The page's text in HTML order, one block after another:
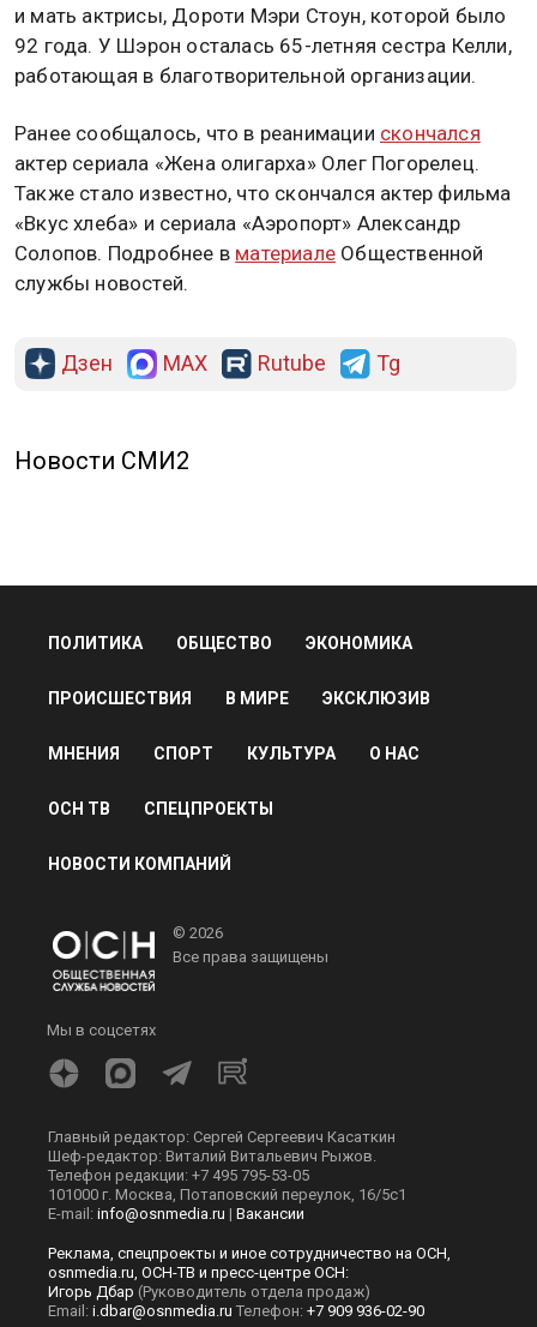
и мать актрисы, Дороти Мэри Стоун, которой было
92 года. У Шэрон осталась 65-летняя сестра Келли,
работающая в благотворительной организации.
Ранее сообщалось, что в реанимации скончался
актер сериала «Жена олигарха» Олег Погорелец.
Также стало известно, что скончался актер фильма
«Вкус хлеба» и сериала «Аэропорт» Александр
Солопов. Подробнее в материале Общественной
службы новостей.
Дзен MAX Rutube Tg
Новости СМИ2
ПОЛИТИКА ОБЩЕСТВО ЭКОНОМИКА
ПРОИСШЕСТВИЯ В МИРЕ ЭКСКЛЮЗИВ
МНЕНИЯ СПОРТ КУЛЬТУРА О НАС
ОСН ТВ СПЕЦПРОЕКТЫ
НОВОСТИ КОМПАНИЙ
© 2026
Все права защищены
Мы в соцсетях
Главный редактор: Сергей Сергеевич Касаткин
Шеф-редактор: Виталий Витальевич Рыжов.
Телефон редакции: +7 495 795-53-05
101000 г. Москва, Потаповский переулок, 16/5с1
E-mail: info@osnmedia.ru | Вакансии
Реклама, спецпроекты и иное сотрудничество на ОСН,
osnmedia.ru, ОСН-ТВ и пресс-центре ОСН:
Игорь Дбар (Руководитель отдела продаж)
Email: i.dbar@osnmedia.ru Телефон: +7 909 936-02-90